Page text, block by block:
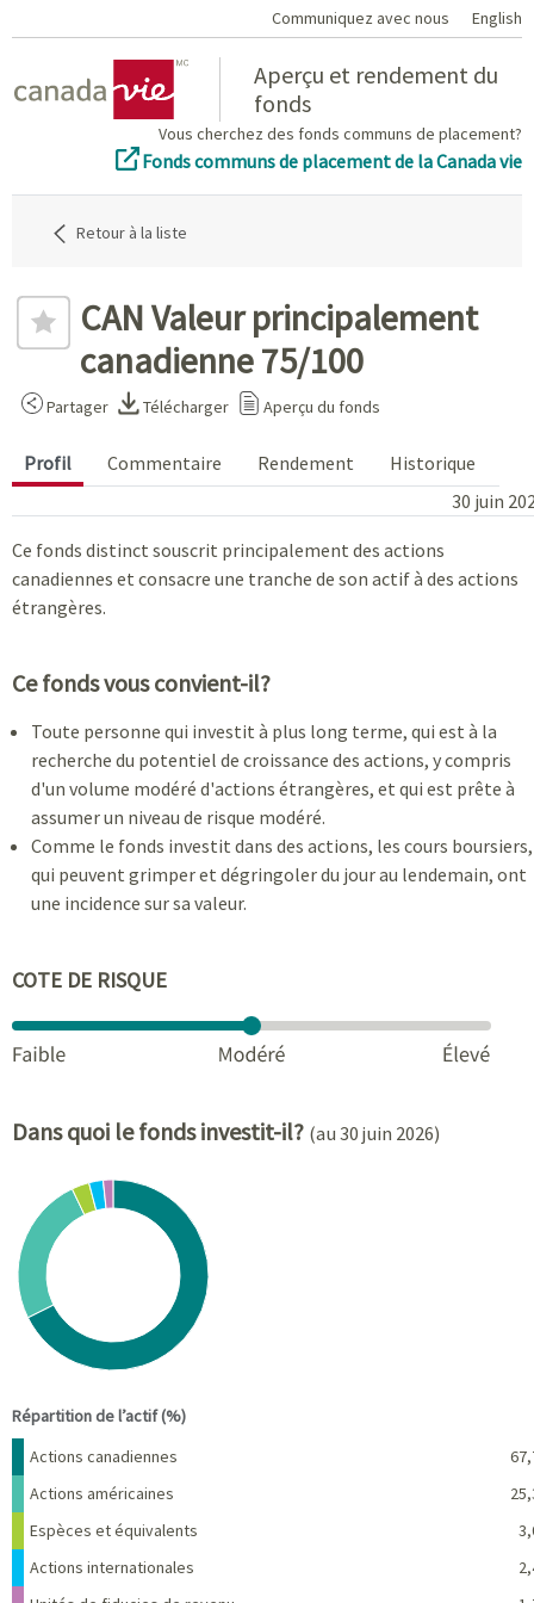
Communiquez avec nous English
Aperçu et rendement du
fonds
Vous cherchez des fonds communs de placement?
Fonds communs de placement de la Canada vie
Retour à la liste
CAN Valeur principalement
canadienne 75/100
Partager Télécharger Aperçu du fonds
Profil Commentaire Rendement
Historique
30 juin
Ce fonds distinct souscrit principalement des actions
canadiennes et consacre une tranche de son actif à des actions
étrangères.
Ce fonds vous convient-il?
Toute personne qui investit à plus long terme, qui est à la
recherche du potentiel de croissance des actions, y compris
d'un volume modéré d'actions étrangères, et qui est prête à
assumer un niveau de risque modéré.
Comme le fonds investit dans des actions, les cours boursiers,
qui peuvent grimper et dégringoler du jour au lendemain, ont
une incidence sur sa valeur.
COTE DE RISQUE
Dans quoi le fonds investit-il? (au 30 juin 2026)
Chart
Pie chart with 6 slices.
View as data table, Chart
Répartition de l’actif (%)
Nom Pourcentage
Actions canadiennes
Actions américaines
Espèces et équivalents
Actions internationales